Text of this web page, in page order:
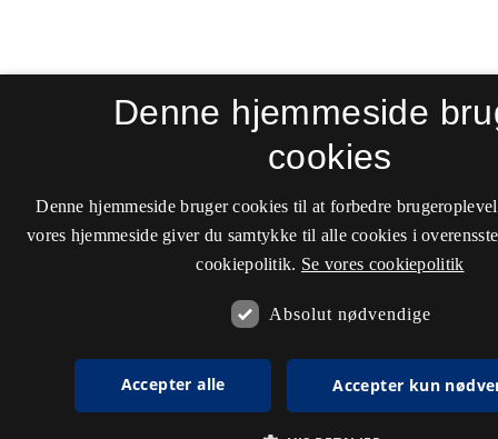
Denne hjemmeside
cookies
Denne hjemmeside bruger cookies til at forbedre
vores hjemmeside giver du samtykke til alle cookies i
cookiepolitik. Se vores cookiepolitik
Absolut nødvendige
Accepter alle Accepter kun